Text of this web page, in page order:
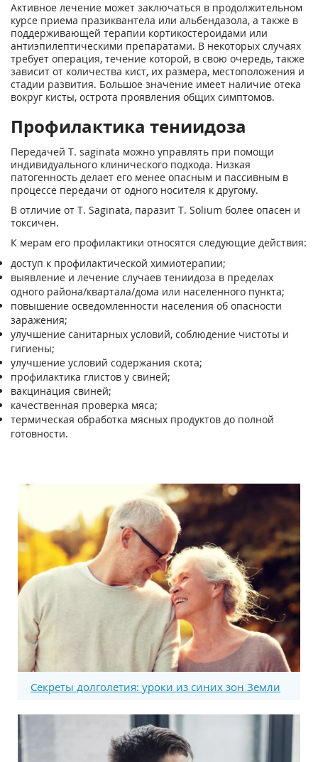
Активное лечение может заключаться в продолжительном
курсе приема празиквантела или альбендазола, а также в
поддерживающей терапии кортикостероидами или
антиэпилептическими препаратами. В некоторых случаях
требует операция, течение которой, в свою очередь, также
зависит от количества кист, их размера, местоположения и
стадии развития. Большое значение имеет наличие отека
вокруг кисты, острота проявления общих симптомов.
Профилактика тениидоза
Передачей Т. saginata можно управлять при помощи
индивидуального клинического подхода. Низкая
патогенность делает его менее опасным и пассивным в
процессе передачи от одного носителя к другому.
В отличие от Т. Saginata, паразит T. Solium более опасен и
токсичен.
К мерам его профилактики относятся следующие действия:
доступ к профилактической химиотерапии;
выявление и лечение случаев тениидоза в пределах
одного района/квартала/дома или населенного пункта;
повышение осведомленности населения об опасности
заражения;
улучшение санитарных условий, соблюдение чистоты и
гигиены;
улучшение условий содержания скота;
профилактика глистов у свиней;
вакцинация свиней;
качественная проверка мяса;
термическая обработка мясных продуктов до полной
готовности.
Секреты долголетия: уроки из синих зон Земли